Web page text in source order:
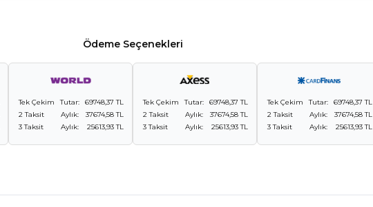
Ödeme Seçenekleri
Tek Çekim Tutar:
69748,37 TL
2 Taksit
Aylık:
37674,58 TL
3 Taksit
Aylık: 25613,93 TL
Tek Çekim Tutar:
69748,37 TL
2 Taksit
Aylık:
37674,58 TL
3 Taksit
Aylık: 25613,93 TL
Tek Çekim Tutar:
69748,37 TL
2 Taksit
Aylık:
37674,58 TL
3 Taksit
Aylık: 25613,93 TL